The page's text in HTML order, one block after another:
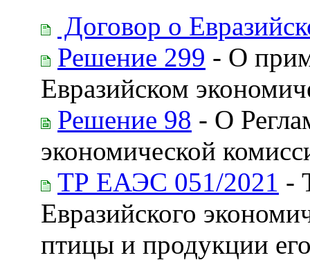
Договор о
Решение 299 - О
Евразийском
Решение 98 - О
экономической
ТР ЕАЭС 051/2021 -
Евразийского
птицы и продукции